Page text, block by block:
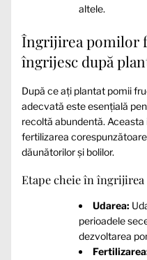
altele.
Îngrijirea pomilor
îngrijesc după
După ce ați plantat pomii
adecvată este esențială
recoltă abundentă.
fertilizarea
dăunătorilor și bolilor.
Etape cheie în
Udarea:
perioadele
dezvoltarea